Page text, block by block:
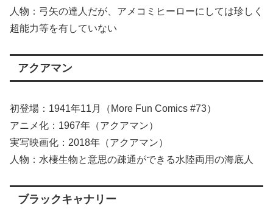
人物：弓矢の達人だが、アメコミヒーローにしては珍しく
超能力等を有していない
アクアマン
初登場：1941年11月（More Fun Comics #73）
アニメ化：1967年（アクアマン）
実写映画化：2018年（アクアマン）
人物：水棲生物と意思の疎通ができる水陸両用の海底人
ブラックキャナリー